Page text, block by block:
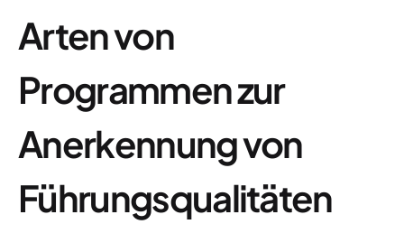
Arten von
Programmen zur
Anerkennung von
Führungsqualitäten